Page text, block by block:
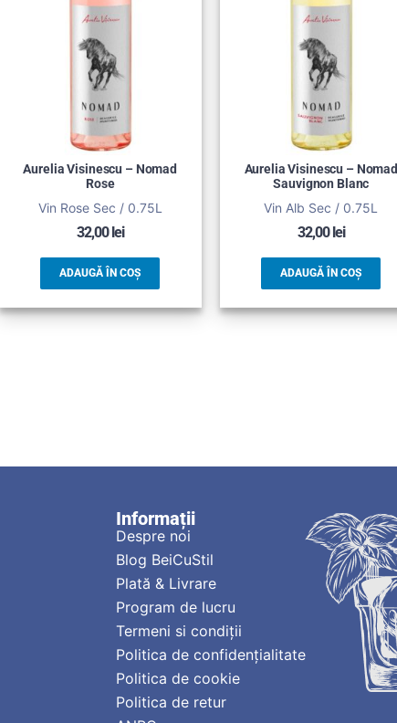
Aurelia Visinescu – Nomad
Rose
Vin Rose Sec / 0.75L
32,00 lei
ADAUGĂ ÎN COȘ
Aurelia Visinescu – Nomad
Sauvignon Blanc
Vin Alb Sec / 0.75L
32,00 lei
ADAUGĂ ÎN COȘ
Informații
Despre noi
Blog BeiCuStil
Plată & Livrare
Program de lucru
Termeni si condiții
Politica de confidențialitate
Politica de cookie
Politica de retur